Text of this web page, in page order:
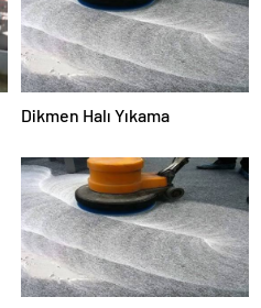
Dikmen Halı Yıkama